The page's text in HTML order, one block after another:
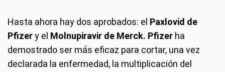
Hasta ahora hay dos aprobados: el Paxlovid de
Pfizery el Molnupiravir de Merck. Pfizer ha
demostrado ser más eficaz para cortar, una vez
declarada la enfermedad, la multiplicación del